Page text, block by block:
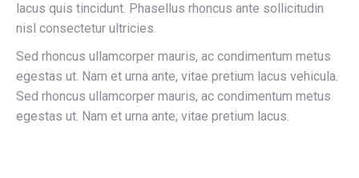
lacus quis tincidunt. Phasellus rhoncus ante sollicitudin
nisl consectetur ultricies.
Sed rhoncus ullamcorper mauris, ac condimentum metus
egestas ut. Nam et urna ante, vitae pretium lacus vehicula.
Sed rhoncus ullamcorper mauris, ac condimentum metus
egestas ut. Nam et urna ante, vitae pretium lacus.